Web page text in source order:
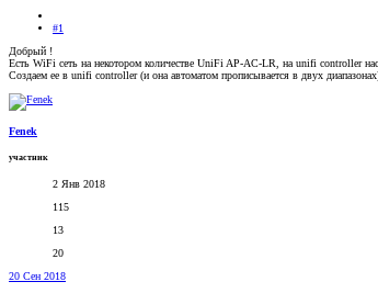
#1
Добрый !
Есть WiFi сеть на некотором количестве UniFi AP-AC-LR, на unifi controller
Создаем ее в unifi controller (и она автоматом прописывается в двух
Fenek
участник
2 Янв 2018
115
13
20
20 Сен 2018